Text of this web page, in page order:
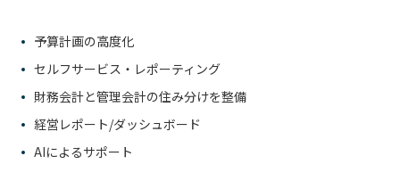
予算計画の高度化
セルフサービス・レポーティング
財務会計と管理会計の住み分けを整備
経営レポート/ダッシュボード
AIによるサポート